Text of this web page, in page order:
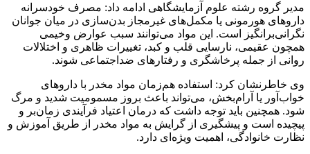
مدیر گروه رشته علوم آزمایشگاهی ادامه داد: مصرف خودسرانه
داروهای هورمونی یا مکمل‌های غیرمجاز بدن‌سازی در میان جوانان
نگرانی‌برانگیز است. این مواد می‌توانند سبب عوارض وخیمی
همچون عقیمی، نارسایی قلب و کبد، تغییرات ظاهری و اختلالات
روانی از جمله پرخاشگری و رفتارهای ضداجتماعی شوند.
وی خاطرنشان کرد: استفاده هم‌زمان مواد مخدر با داروهای
خواب‌آور یا آرام‌بخش، می‌تواند باعث بروز مسمومیت شدید و مرگ
شود. همچنین باید توجه داشت که درمان اعتیاد فرآیندی زمان‌بر و
پیچیده است و پیشگیری از گرایش به مواد مخدر از طریق آموزش و
نظارت خانوادگی، اهمیت ویژه‌ای دارد.